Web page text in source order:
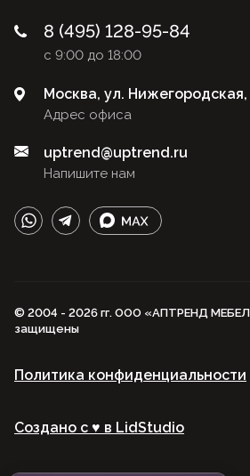
8 (495) 128-95-84
с 9:00 до 18:00
Адрес офиса
Москва, ул.
Напишите нам
uptrend@uptrend.ru
© 2004 - 2026 гг. ООО «АПТРЕНД
защищены
Политика конфиденциальности
Создано с ♥️ в LidStudio